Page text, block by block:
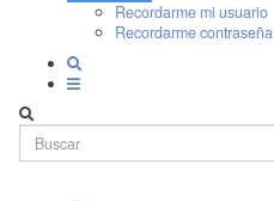
Recordarme mi usuario
Recordarme contraseña